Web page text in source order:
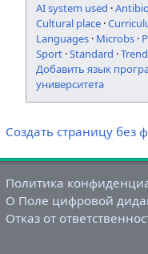
AI system used ·
Cultural place ·
Languages · Microbs ·
Sport ·Standard ·Trend
Добавить язык
университета
Создать страницу без
Политика
О Поле цифровой
Отказ от